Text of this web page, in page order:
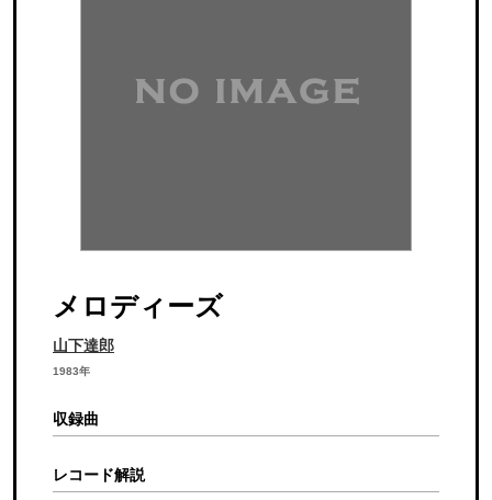
メロディーズ
山下達郎
1983年
収録曲
レコード解説